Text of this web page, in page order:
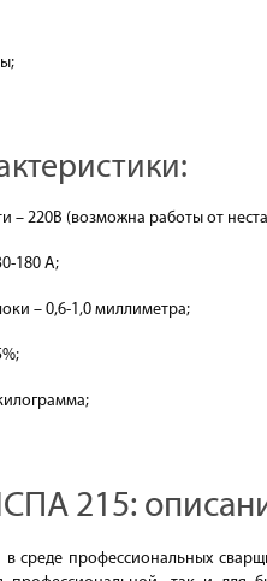
– 220В (возможна работы от
180 А;
– 0,6-1,0 миллиметра;
215:
среде профессиональных